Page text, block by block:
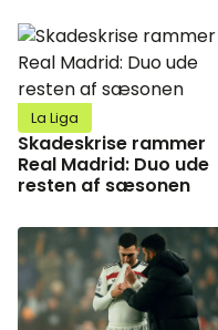
La Liga
Skadeskrise rammer
Real Madrid: Duo ude
resten af sæsonen